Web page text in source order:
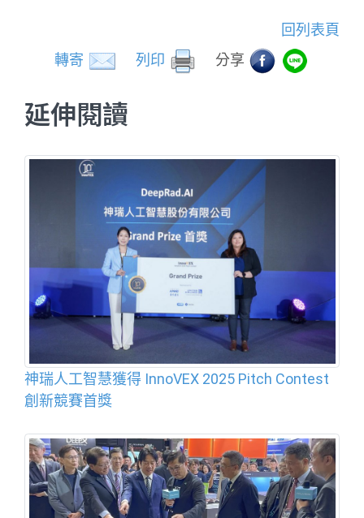
回列表頁
轉寄
列印 分享
延伸閱讀
神瑞人工智慧獲得 InnoVEX 2025 Pitch Contest
創新競賽首獎